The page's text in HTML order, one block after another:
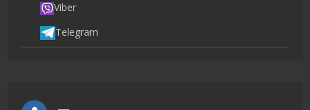
Viber
Telegram